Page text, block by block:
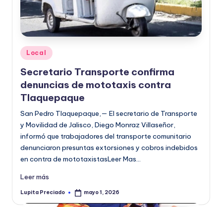
Publicado
en
Local
Secretario Transporte confirma
denuncias de mototaxis contra
Tlaquepaque
San Pedro Tlaquepaque,— El secretario de Transporte
y Movilidad de Jalisco, Diego Monraz Villaseñor,
informó que trabajadores del transporte comunitario
denunciaron presuntas extorsiones y cobros indebidos
en contra de mototaxistasLeer Mas…
Leer más
Publicado
Lupita Preciado mayo 1, 2026